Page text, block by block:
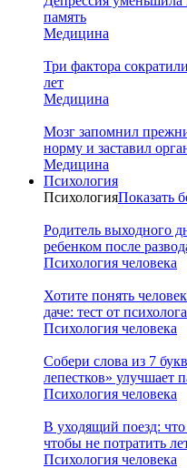
память
Медицина
Три фактора
лет
Медицина
Мозг запомнил
норму и заставил
Медицина
Психология
ПсихологияПоказать
Родитель выходного
ребенком после
Психология человека
Хотите понять
даче: тест от
Психология человека
Собери слова из 7
лепестков» улучшает
Психология человека
В уходящий поезд: что
чтобы не потратить
Психология человека